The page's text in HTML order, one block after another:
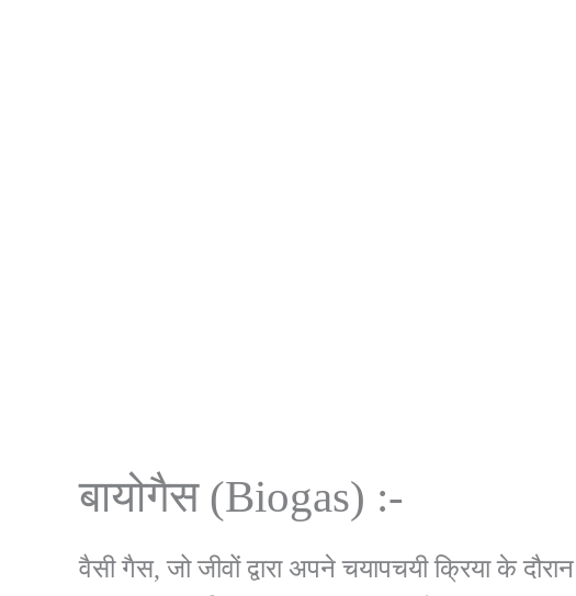
बायोगैस (Biogas) :-
वैसी गैस, जो जीवों द्वारा अपने चयापचयी क्रिया के